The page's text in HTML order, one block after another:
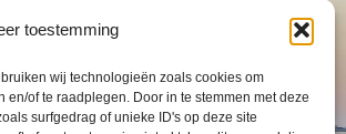
toestemming
wij technologieën zoals cookies om
of te raadplegen. Door in te stemmen met deze
surfgedrag of unieke ID's op deze site